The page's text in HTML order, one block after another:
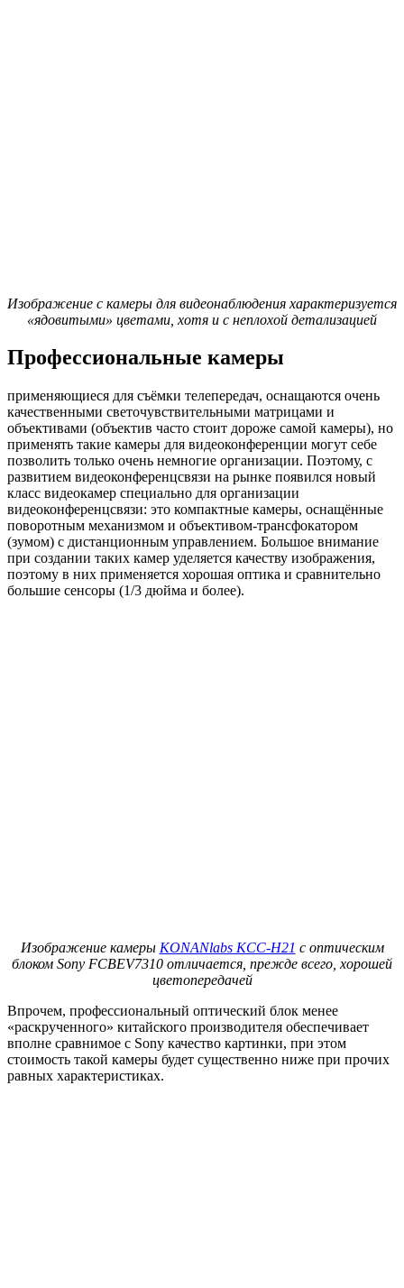
Изображение с камеры для видеонаблюдения характеризуется
«ядовитыми» цветами, хотя и с неплохой детализацией
Профессиональные камеры
применяющиеся для съёмки телепередач, оснащаются очень
качественными светочувствительными матрицами и
объективами (объектив часто стоит дороже самой камеры), но
применять такие камеры для видеоконференции могут себе
позволить только очень немногие организации. Поэтому, с
развитием видеоконференцсвязи на рынке появился новый
класс видеокамер специально для организации
видеоконференцсвязи: это компактные камеры, оснащённые
поворотным механизмом и объективом-трансфокатором
(зумом) с дистанционным управлением. Большое внимание
при создании таких камер уделяется качеству изображения,
поэтому в них применяется хорошая оптика и сравнительно
большие сенсоры (1/3 дюйма и более).
Изображение камеры KONANlabs KCC-H21 с оптическим
блоком Sony FCBEV7310 отличается, прежде всего, хорошей
цветопередачей
Впрочем, профессиональный оптический блок менее
«раскрученного» китайского производителя обеспечивает
вполне сравнимое с Sony качество картинки, при этом
стоимость такой камеры будет существенно ниже при прочих
равных характеристиках.